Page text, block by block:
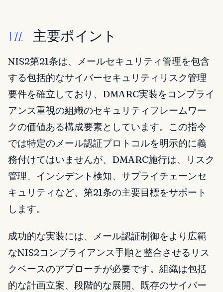
VII. 主要ポイント
NIS2第21条は、メールセキュリティ管理を包含
する包括的なサイバーセキュリティリスク管理
要件を確立しており、DMARC実装をコンプライ
アンス重視の組織のセキュリティフレームワー
クの価値ある構成要素としています。この指令
では特定のメール認証プロトコルを明示的に義
務付けてはいませんが、DMARC施行は、リスク
管理、インシデント検知、サプライチェーンセ
キュリティなど、第21条の主要目標をサポート
します。
成功的な実装には、メール認証制御をより広範
なNIS2コンプライアンス手順と整合させるリス
クベースのアプローチが必要です。組織は包括
的な計画立案、段階的な展開、既存のサイバー